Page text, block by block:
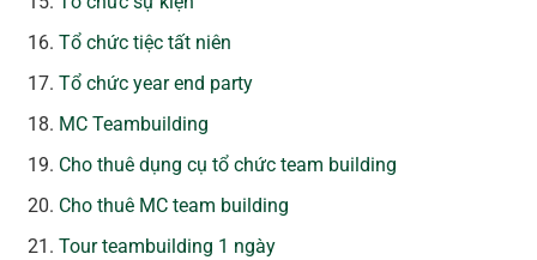
Tổ chức tiệc tất niên
Tổ chức year end party
MC Teambuilding
Cho thuê dụng cụ tổ chức team building
Cho thuê MC team building
Tour teambuilding 1 ngày